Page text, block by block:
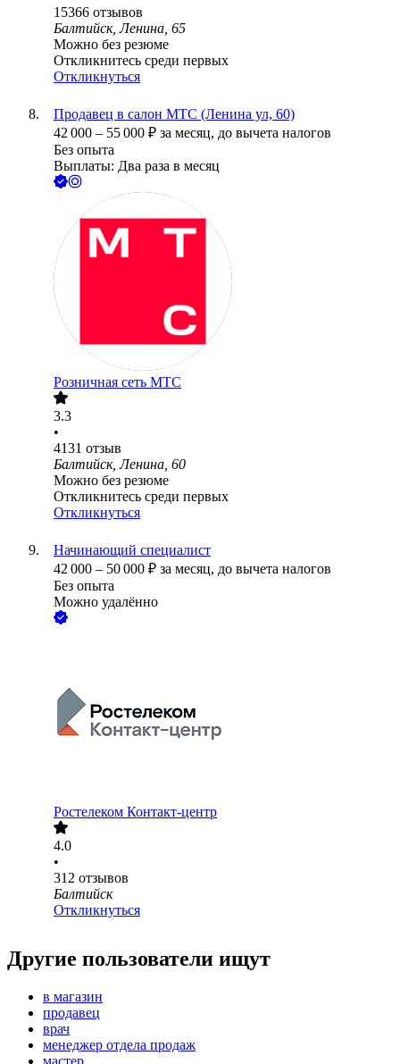
15366 отзывов
Балтийск, Ленина, 65
Можно без резюме
Откликнитесь среди первых
Откликнуться
Продавец в салон МТС (Ленина ул, 60)
42 000 – 55 000 ₽ за месяц, до вычета налогов
Без опыта
Выплаты: Два раза в месяц
Розничная сеть МТС
3.3
•
4131 отзыв
Балтийск, Ленина, 60
Можно без резюме
Откликнитесь среди первых
Откликнуться
Начинающий специалист
42 000 – 50 000 ₽ за месяц, до вычета налогов
Без опыта
Можно удалённо
Ростелеком Контакт-центр
4.0
•
312 отзывов
Балтийск
Откликнуться
Другие пользователи ищут
в магазин
продавец
врач
менеджер отдела продаж
мастер